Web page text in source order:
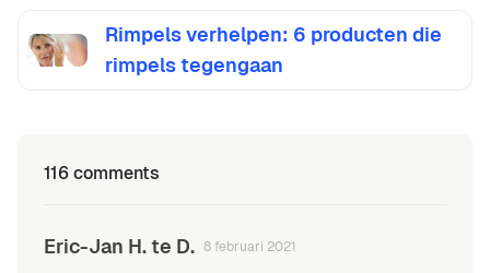
Rimpels verhelpen: 6 producten die
rimpels tegengaan
116 comments
Eric-Jan H. te D. 8 februari 2021